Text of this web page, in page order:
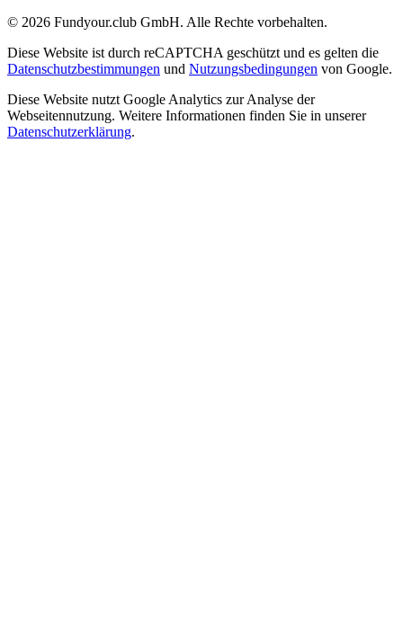
© 2026 Fundyour.club GmbH. Alle Rechte vorbehalten.
Diese Website ist durch reCAPTCHA geschützt und es gelten die
Datenschutzbestimmungen und Nutzungsbedingungen von Google.
Diese Website nutzt Google Analytics zur Analyse der
Webseitennutzung. Weitere Informationen finden Sie in unserer
Datenschutzerklärung.